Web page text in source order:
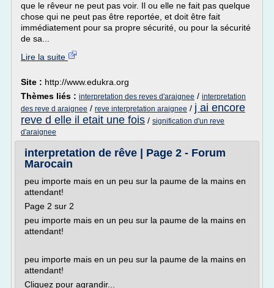
que le rêveur ne peut pas voir. Il ou elle ne fait pas quelque
chose qui ne peut pas être reportée, et doit être fait
immédiatement pour sa propre sécurité, ou pour la sécurité
de sa...
Lire la suite
Site : http://www.edukra.org
Thèmes liés : interpretation des reves d'araignee / interpretation
des reve d araignee / reve interpretation araignee / j ai encore
reve d elle il etait une fois / signification d'un reve
d'araignee
interpretation de rêve | Page 2 - Forum
Marocain
peu importe mais en un peu sur la paume de la mains en
attendant!
Page 2 sur 2
peu importe mais en un peu sur la paume de la mains en
attendant!
peu importe mais en un peu sur la paume de la mains en
attendant!
Cliquez pour agrandir...